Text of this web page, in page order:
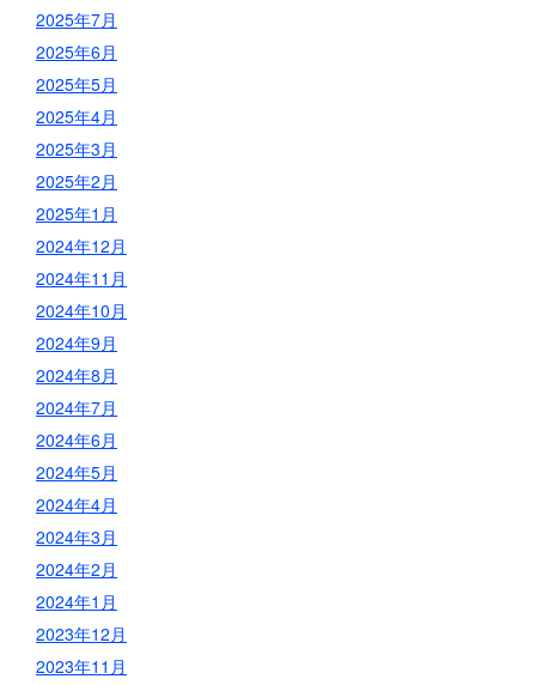
2025年7月
2025年6月
2025年5月
2025年4月
2025年3月
2025年2月
2025年1月
2024年12月
2024年11月
2024年10月
2024年9月
2024年8月
2024年7月
2024年6月
2024年5月
2024年4月
2024年3月
2024年2月
2024年1月
2023年12月
2023年11月